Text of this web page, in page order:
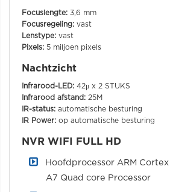
Focuslengte: 3,6 mm
Focusregeling: vast
Lenstype: vast
Pixels: 5 miljoen pixels
Nachtzicht
Infrarood-LED: 42μ x 2 STUKS
Infrarood afstand: 25M
IR-status: automatische besturing
IR Power: op automatische besturing
NVR WIFI FULL HD
Hoofdprocessor ARM Cortex
A7 Quad core Processor